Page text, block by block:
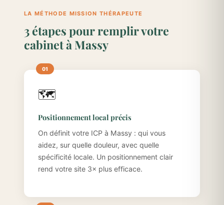
LA MÉTHODE MISSION THÉRAPEUTE
3 étapes pour remplir votre
cabinet à Massy
🗺️
Positionnement local précis
On définit votre ICP à Massy : qui vous
aidez, sur quelle douleur, avec quelle
spécificité locale. Un positionnement clair
rend votre site 3× plus efficace.